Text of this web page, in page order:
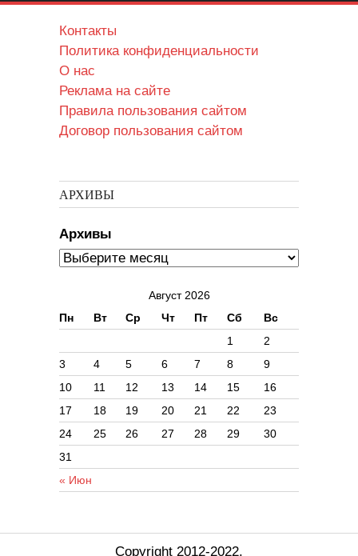
Контакты
Политика конфиденциальности
О нас
Реклама на сайте
Правила пользования сайтом
Договор пользования сайтом
АРХИВЫ
Архивы
Август 2026
Пн
Вт Ср Чт Пт Сб Вс
« Июн
1
2
3
4 5 6 7 8
9
10
11 12 13 14 15
16
17
18 19 20 21 22
23
24
25 26 27 28 29
30
31
Copyright 2012-2022.